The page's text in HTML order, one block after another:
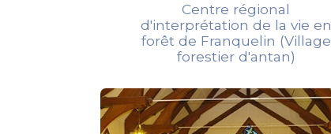
Centre régional
d'interprétation de la vie en
forêt de Franquelin (Village
forestier d'antan)